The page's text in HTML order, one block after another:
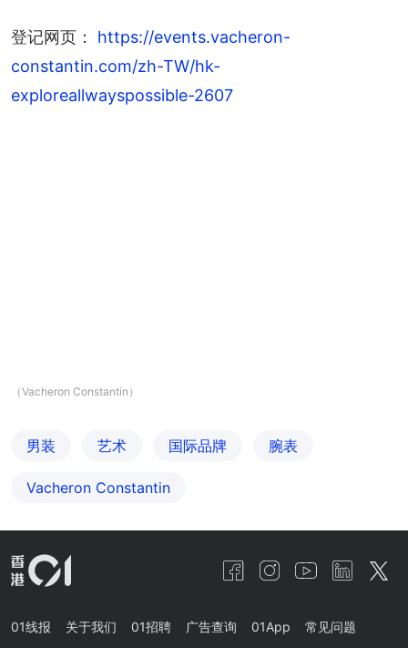
登记网页： https://events.vacheron-
constantin.com/zh-TW/hk-
exploreallwayspossible-2607
（Vacheron Constantin）
男装 艺术 国际品牌 腕表
Vacheron Constantin
01线报 关于我们 01招聘 广告查询 01App 常见问题